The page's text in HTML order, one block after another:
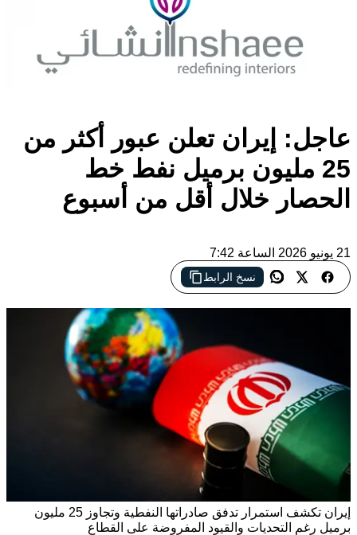
عاجل: إيران تعلن عبور أكثر من
25 مليون برميل نفط خط
الحصار خلال أقل من أسبوع
21 يونيو 2026 الساعة 7:42
نسخ الرابط
إيران تكشف استمرار تدفق صادراتها النفطية وتجاوز 25 مليون
برميل رغم التحديات والقيود المفروضة على القطاع